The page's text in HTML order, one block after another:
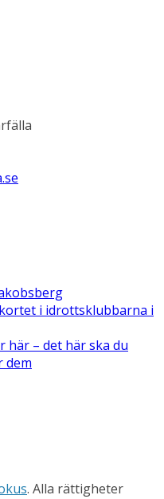
i idrottsklubbarna i
här – det här ska du
dem
. Alla rättigheter